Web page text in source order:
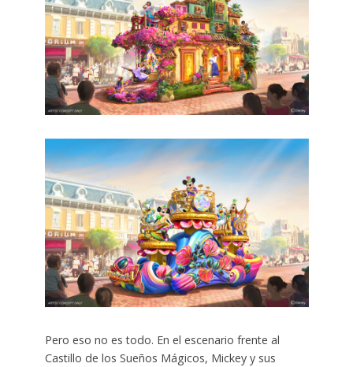
Pero eso no es todo. En el escenario frente al
Castillo de los Sueños Mágicos, Mickey y sus